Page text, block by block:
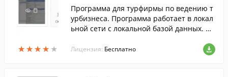
★★★★ ★
★★★★ ★
Программа для турфирмы по ведению т
урбизнеса. Программа работает в локал
ьной сети с локальной базой данных. Ис
й открыт общий доступ ПК в сети. Имее
тся возможность формирования отчетн
Лицензия: Бесплатно